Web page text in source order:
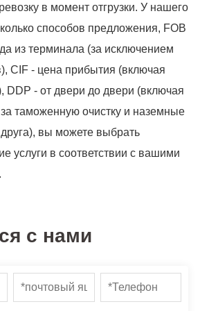
в момент отгрузки. У нашего
способов предложения, FOB
из терминала (за исключением
CIF - цена прибытия (включая
DDP - от двери до двери (включая
таможенную очистку и наземные
друга), вы можете выбрать
услуги в соответствии с вашими
с нами